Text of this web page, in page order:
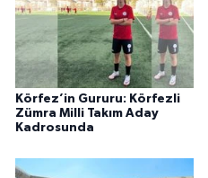
Körfez’in Gururu: Körfezli
Zümra Milli Takım Aday
Kadrosunda